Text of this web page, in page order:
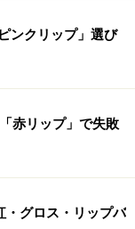
ンクリップ」選び
赤リップ」で失敗
・グロス・リップバ